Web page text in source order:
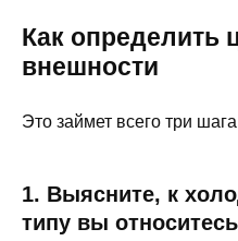
Как определить
внешности
Это займет всего три
1. Выясните, к
типу вы относитесь